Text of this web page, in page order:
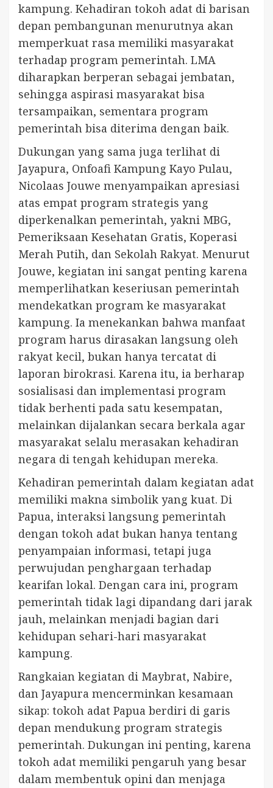
kampung. Kehadiran tokoh adat di barisan
depan pembangunan menurutnya akan
memperkuat rasa memiliki masyarakat
terhadap program pemerintah. LMA
diharapkan berperan sebagai jembatan,
sehingga aspirasi masyarakat bisa
tersampaikan, sementara program
pemerintah bisa diterima dengan baik.
Dukungan yang sama juga terlihat di
Jayapura, Onfoafi Kampung Kayo Pulau,
Nicolaas Jouwe menyampaikan apresiasi
atas empat program strategis yang
diperkenalkan pemerintah, yakni MBG,
Pemeriksaan Kesehatan Gratis, Koperasi
Merah Putih, dan Sekolah Rakyat. Menurut
Jouwe, kegiatan ini sangat penting karena
memperlihatkan keseriusan pemerintah
mendekatkan program ke masyarakat
kampung. Ia menekankan bahwa manfaat
program harus dirasakan langsung oleh
rakyat kecil, bukan hanya tercatat di
laporan birokrasi. Karena itu, ia berharap
sosialisasi dan implementasi program
tidak berhenti pada satu kesempatan,
melainkan dijalankan secara berkala agar
masyarakat selalu merasakan kehadiran
negara di tengah kehidupan mereka.
Kehadiran pemerintah dalam kegiatan adat
memiliki makna simbolik yang kuat. Di
Papua, interaksi langsung pemerintah
dengan tokoh adat bukan hanya tentang
penyampaian informasi, tetapi juga
perwujudan penghargaan terhadap
kearifan lokal. Dengan cara ini, program
pemerintah tidak lagi dipandang dari jarak
jauh, melainkan menjadi bagian dari
kehidupan sehari-hari masyarakat
kampung.
Rangkaian kegiatan di Maybrat, Nabire,
dan Jayapura mencerminkan kesamaan
sikap: tokoh adat Papua berdiri di garis
depan mendukung program strategis
pemerintah. Dukungan ini penting, karena
tokoh adat memiliki pengaruh yang besar
dalam membentuk opini dan menjaga